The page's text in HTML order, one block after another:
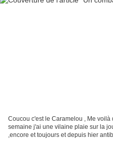
Coucou c'est le Caramelou , Me
semaine j'ai une vilaine plaie sur la
,encore et toujours et depuis hier